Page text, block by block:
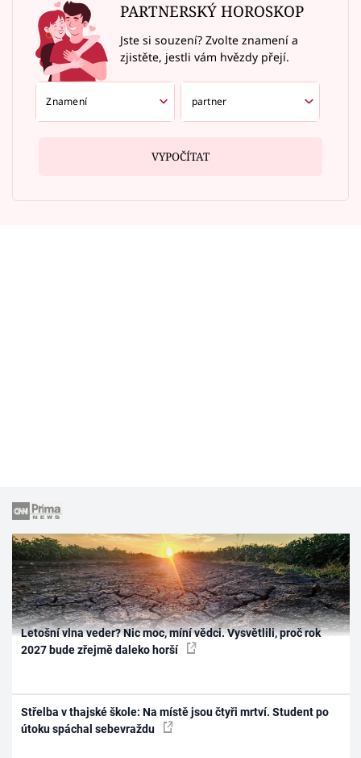
PARTNERSKÝ HOROSKOP
Jste si souzení? Zvolte znamení a
zjistěte, jestli vám hvězdy přejí.
VYPOČÍTAT
Letošní vlna veder? Nic moc, míní vědci. Vysvětlili, proč rok
2027 bude zřejmě daleko horší
Střelba v thajské škole: Na místě jsou čtyři mrtví. Student po
útoku spáchal sebevraždu